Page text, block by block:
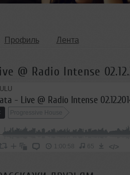
Профиль Лента
@ Radio Intense
- Live @ Radio Intense
Progressive House
1:00:58 65 </>